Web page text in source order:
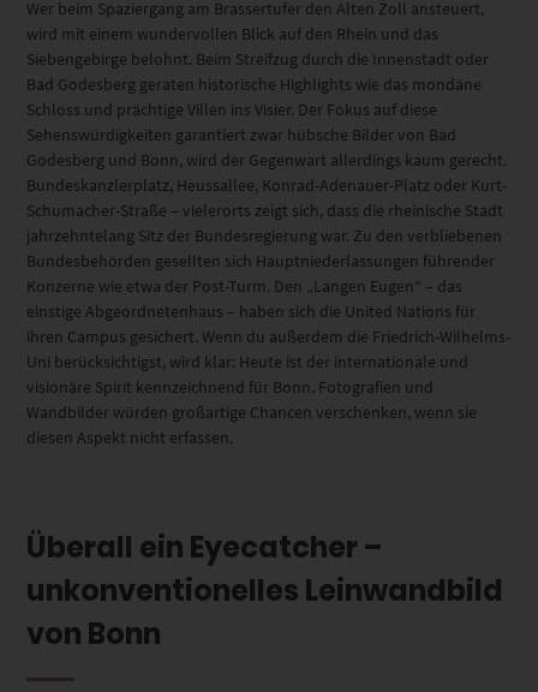
Wer beim Spaziergang am Brassertufer den Alten Zoll ansteuert,
wird mit einem wundervollen Blick auf den Rhein und das
Siebengebirge belohnt. Beim Streifzug durch die Innenstadt oder
Bad Godesberg geraten historische Highlights wie das mondäne
Schloss und prächtige Villen ins Visier. Der Fokus auf diese
Sehenswürdigkeiten garantiert zwar hübsche Bilder von Bad
Godesberg und Bonn, wird der Gegenwart allerdings kaum gerecht.
Bundeskanzlerplatz, Heussallee, Konrad-Adenauer-Platz oder Kurt-
Schumacher-Straße – vielerorts zeigt sich, dass die rheinische Stadt
jahrzehntelang Sitz der Bundesregierung war. Zu den verbliebenen
Bundesbehörden gesellten sich Hauptniederlassungen führender
Konzerne wie etwa der Post-Turm. Den „Langen Eugen“ – das
einstige Abgeordnetenhaus – haben sich die United Nations für
ihren Campus gesichert. Wenn du außerdem die Friedrich-Wilhelms-
Uni berücksichtigst, wird klar: Heute ist der internationale und
visionäre Spirit kennzeichnend für Bonn. Fotografien und
Wandbilder würden großartige Chancen verschenken, wenn sie
diesen Aspekt nicht erfassen.
Überall ein Eyecatcher –
unkonventionelles Leinwandbild
von Bonn